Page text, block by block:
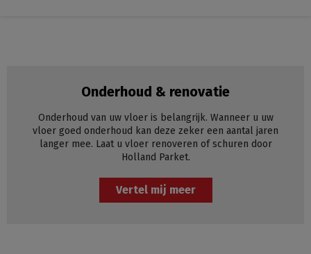
Onderhoud & renovatie
Onderhoud van uw vloer is belangrijk. Wanneer u uw
vloer goed onderhoud kan deze zeker een aantal jaren
langer mee. Laat u vloer renoveren of schuren door
Holland Parket.
Vertel mij meer